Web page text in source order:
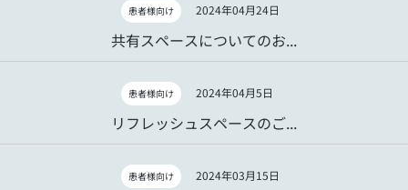
2024年04月24日
患者様向け
共有スペースについてのお...
2024年04月5日
患者様向け
リフレッシュスペースのご...
2024年03月15日
患者様向け